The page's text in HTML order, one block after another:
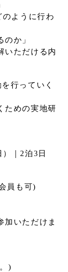
のように行わ
のか」
いただける内
行っていく
ための実地研
｜2泊3日
員も可)
加いただけま
)